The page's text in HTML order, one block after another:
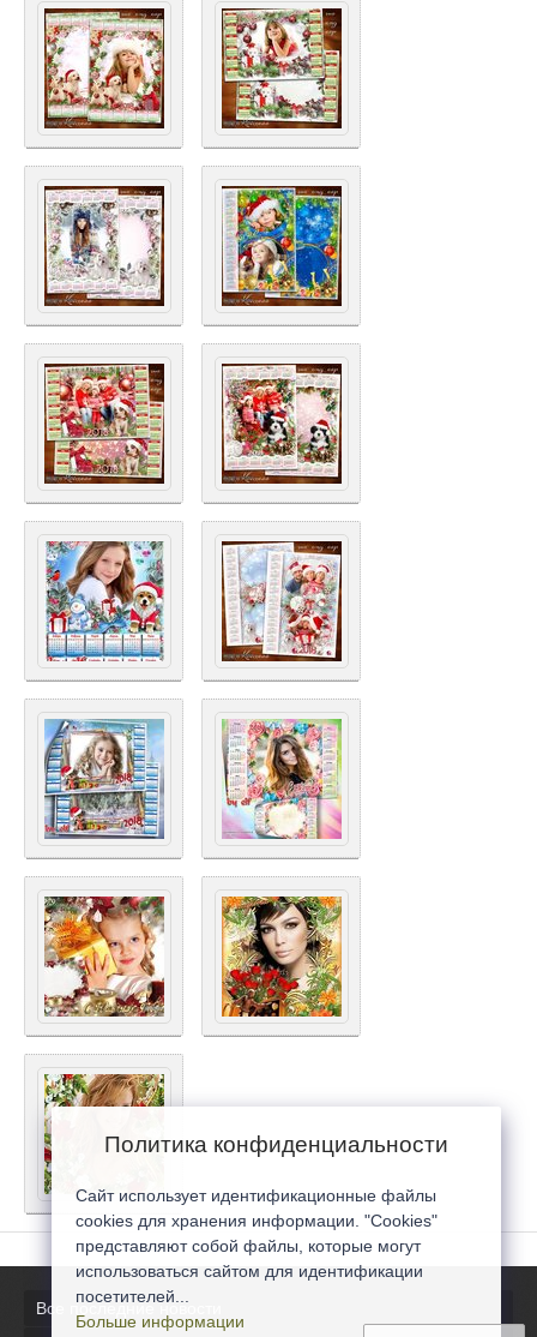
Все последние новости
Политика конфиденциальности
Сайт использует идентификационные файлы
cookies для хранения информации. "Cookies"
представляют собой файлы, которые могут
использоваться сайтом для идентификации
посетителей...
Больше информации